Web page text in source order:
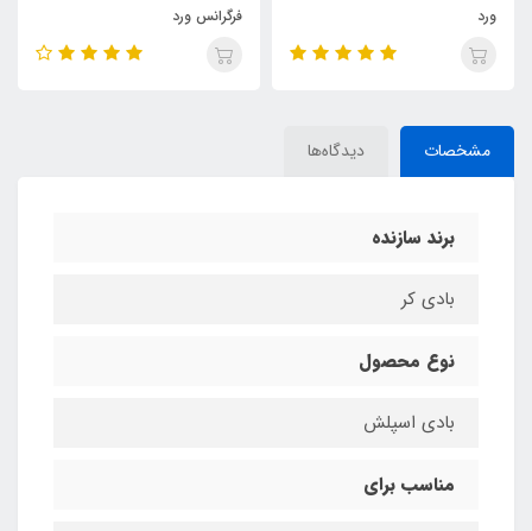
ورد
فرگرانس ورد
مشخصات دیدگاه‌ها
برند سازنده
بادی کر
نوع محصول
بادی اسپلش
مناسب برای